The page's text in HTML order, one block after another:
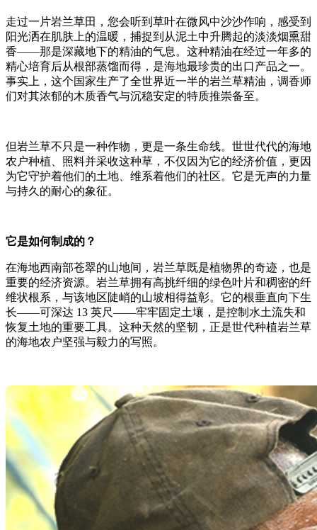
走过一片岩兰草田，您会听到草叶在微风中沙沙作响，感受到
阳光洒在肌肤上的温暖，捕捉到从泥土中升腾起的淡淡烟熏甜
香——那是深藏地下的精油的气息。这种精油在经过一年多的
精心培育后从根部蒸馏而得，是海地最珍贵的出口产品之一。
事实上，这个国家生产了全世界近一半的岩兰草精油，调香师
们对其浓郁的木质香气与沉稳安定的特质推崇备至。
但岩兰草不只是一种作物，更是一条生命线。世世代代的海地
农户种植、照料并采收这种草，不仅因为它的经济价值，更因
为它守护着他们的土地、维系着他们的社区。它是无声的力量
与持久的耐心的象征。
它是如何制成的？
在海地西南部苍翠的山地间，岩兰草既是植物界的奇迹，也是
重要的经济资源。岩兰草拥有高挑纤细的绿色叶片和稠密的纤
维状根系，与该地区陡峭的山坡相得益彰。它的根垂直向下生
长——可深达 13 英尺——牢牢固定土壤，是控制水土流失和
恢复土地的重要工具。这种天然的坚韧，正是世代种植岩兰草
的海地农户坚强与毅力的写照。